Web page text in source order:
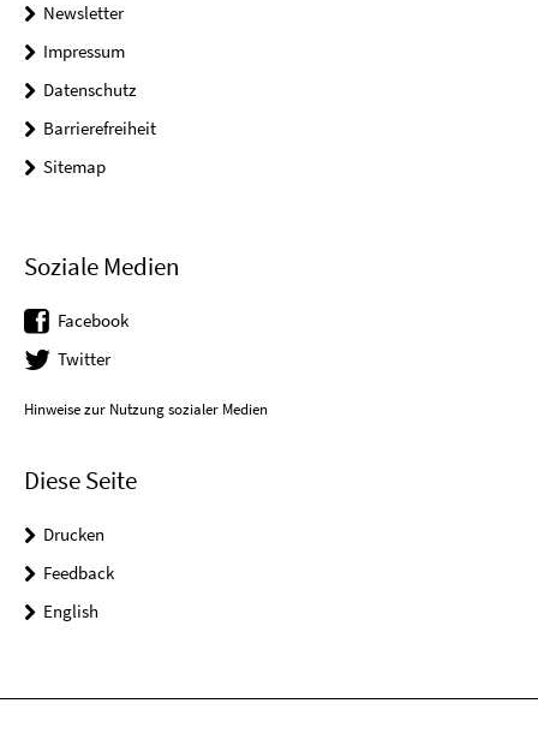
Newsletter
Impressum
Datenschutz
Barrierefreiheit
Sitemap
Soziale Medien
Facebook
Twitter
Hinweise zur Nutzung sozialer Medien
Diese Seite
Drucken
Feedback
English